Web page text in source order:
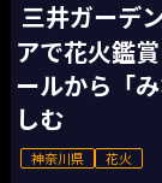
三井ガーデ
アで花火鑑
ールから「
しむ
神奈川県 花火